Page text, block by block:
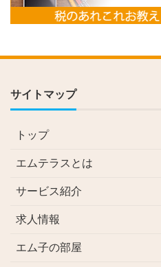
サイトマップ
トップ
エムテラスとは
サービス紹介
求人情報
エム子の部屋